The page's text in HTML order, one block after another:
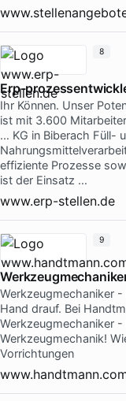
Erp-
Ihr Können. Unser
ist mit 3.600
… KG in Biberach Füll-
effiziente Prozesse
ist der Einsatz …
www.erp-stellen.de
8
Werkzeugmechaniker -
Hand drauf. Bei
Werkzeugmechaniker
Werkzeugmechanik!
Vorrichtungen
9